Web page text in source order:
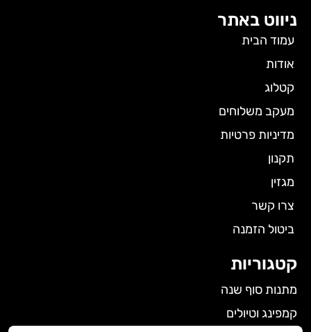
ניווט באתר
עמוד הבית
אודות
קטלוג
מעקב משלוחים
מדיניות פרטיות
תקנון
מגזין
צרו קשר
ביטול הזמנה
קטגוריות
מתנות סוף שנה
קמפינג וטיולים